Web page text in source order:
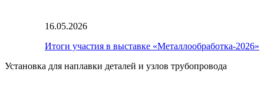
16.05.2026
Итоги участия в выставке «Металлообработка-2026»
Установка для наплавки деталей и узлов трубопровода